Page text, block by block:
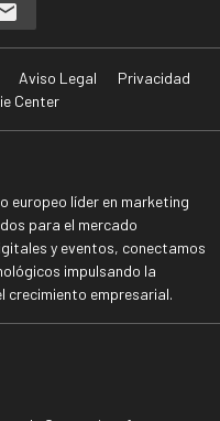
Aviso Legal
Privacidad
Center
europeo líder en marketing
para el mercado
y eventos, conectamos
impulsando la
crecimiento empresarial.